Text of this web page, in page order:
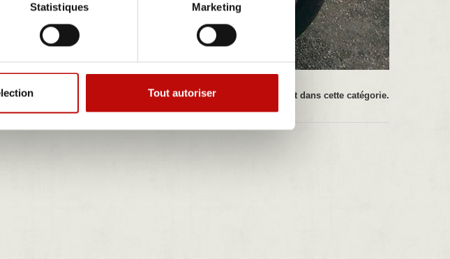
Statistiques Marketing
Tout autoriserIl n'y a aucun produit dans cette catégorie.